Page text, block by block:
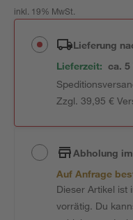
inkl. 19% MwSt.
Lieferung
Lieferzeit: ca. 5
Zzgl. 39,95 €
Abholung
Auf Anfrage
Dieser Artikel ist
vorrätig. Du